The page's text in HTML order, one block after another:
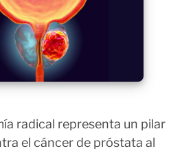
radical representa un pilar
el cáncer de próstata al